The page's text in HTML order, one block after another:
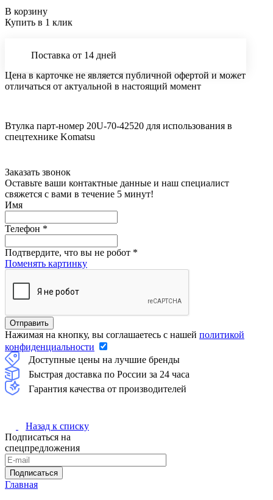
В корзину
Купить в 1 клик
Поставка от 14 дней
Цена в карточке не является публичной офертой и может
отличаться от актуальной в настоящий момент
Втулка парт-номер 20U-70-42520 для использования в
спецтехнике Komatsu
Заказать звонок
Оставьте ваши контактные данные и наш специалист
свяжется с вами в течение 5 минут!
Имя
Телефон *
Подтвердите, что вы не робот *
Поменять картинку
Нажимая на кнопку, вы соглашаетесь с нашей политикой
конфиденциальности
Доступные цены на лучшие бренды
Быстрая доставка по России за 24 часа
Гарантия качества от производителей
Назад к списку
Подписаться на
спецпредложения
Подписаться
Главная